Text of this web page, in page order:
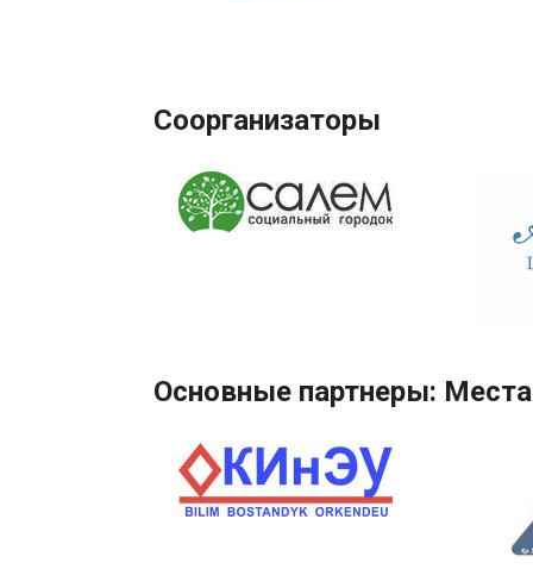
Соорганизаторы
Основные партнеры: